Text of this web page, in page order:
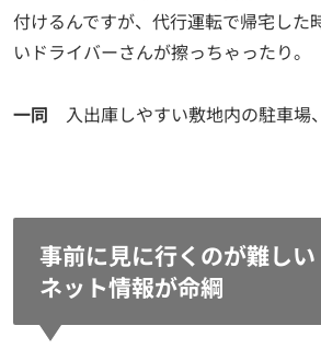
付けるんですが、代行運転で帰宅した
いドライバーさんが擦っちゃったり。
一同 入出庫しやすい敷地内の駐車場
事前に見に行くのが難し
ネット情報が命綱